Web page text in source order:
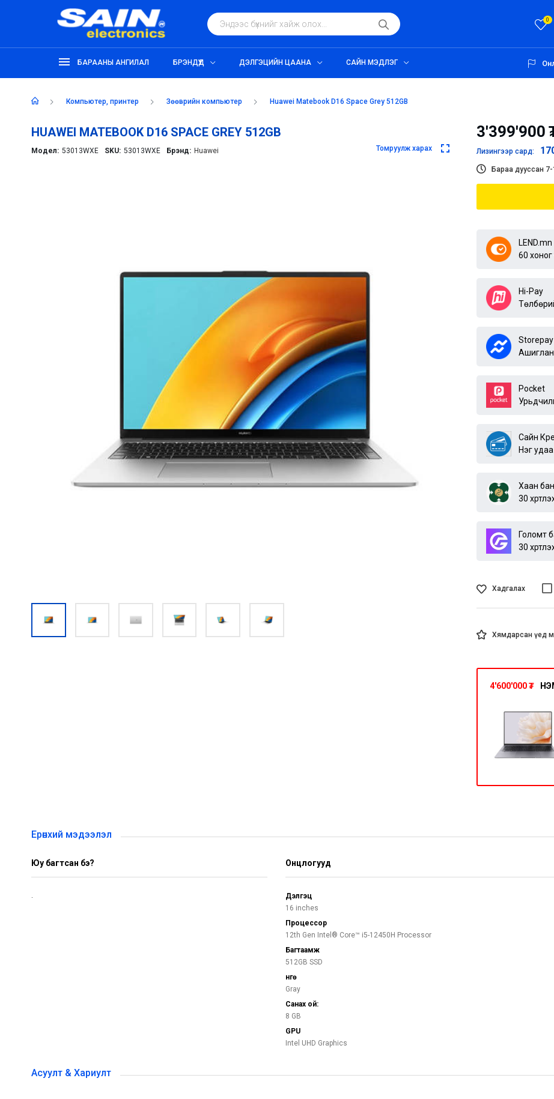
0
БАРААНЫ АНГИЛАЛ БРЭНДҮҮД ДЭЛГЭЦИЙН ЦААНА САЙН МЭДЛЭГ
компьютер, принтер зөөврийн компьютер Huawei Matebook D16 Space Grey 512GB
HUAWEI MATEBOOK D16 SPACE GREY 512GB
Модел: 53013WXE SKU: 53013WXE Брэнд: Huawei Томруулж харах
3'399'900
Лизингээр сард:
Бараа дууссан 7-
LEND.mn
60 хоног
Hi-Pay
Storepay
Pocket
Сайн
Нэг
Хаан
30
Голомт
30
Хадгалах
Хямдарсан үед
4'600'000₮
Ерөнхий мэдээлэл
Юу багтсан бэ?
.
Онцлогууд
Дэлгэц
16 inches
Процессор
12th Gen Intel® Core™ i5-12450H Processor
Багтаамж
512GB SSD
Өнгө
Gray
Санах ой:
8 GB
GPU
Intel UHD Graphics
Асуулт & Хариулт